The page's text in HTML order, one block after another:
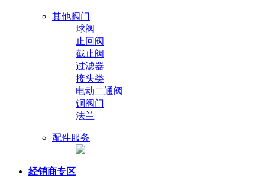
其他阀门
球阀
止回阀
截止阀
过滤器
接头类
电动二通阀
铜阀门
法兰
配件服务
经销商专区